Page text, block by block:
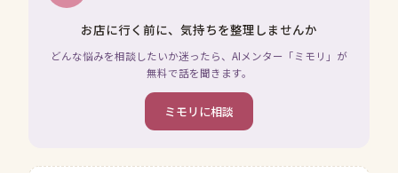
お店に行く前に、気持ちを整理しませんか
どんな悩みを相談したいか迷ったら、AIメンター「ミモリ」が
無料で話を聞きます。
ミモリに相談